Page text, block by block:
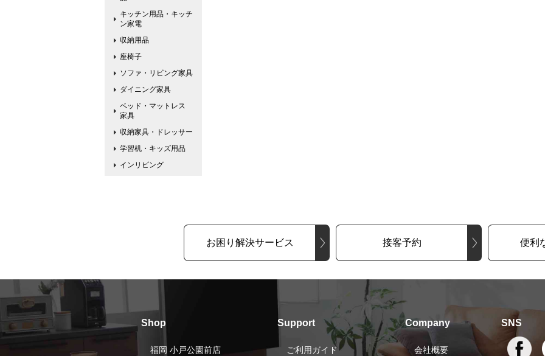
キッチン用品・キッチ
ン家電
収納用品
座椅子
ソファ・リビング家具
ダイニング家具
ベッド・マットレス
家具
収納家具・ドレッサー
学習机・キッズ用品
インリビング
お困り解決サービス 接客予約 便利
Shop
福岡 小戸公園前店
Support
ご利用ガイド
Company
会社概要
SNS